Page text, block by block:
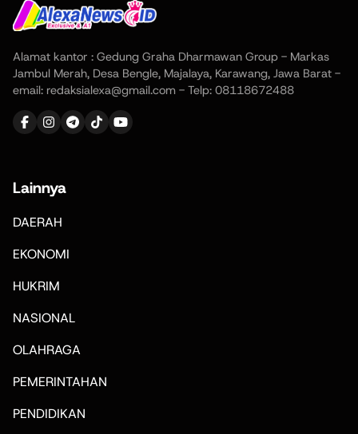
Alamat kantor : Gedung Graha Dharmawan Group - Markas
Jambul Merah, Desa Bengle, Majalaya, Karawang, Jawa Barat -
email: redaksialexa@gmail.com - Telp: 08118672488
Lainnya
DAERAH
EKONOMI
HUKRIM
NASIONAL
OLAHRAGA
PEMERINTAHAN
PENDIDIKAN